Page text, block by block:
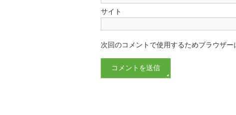
サイト
次回のコメントで使用するためブラウザ